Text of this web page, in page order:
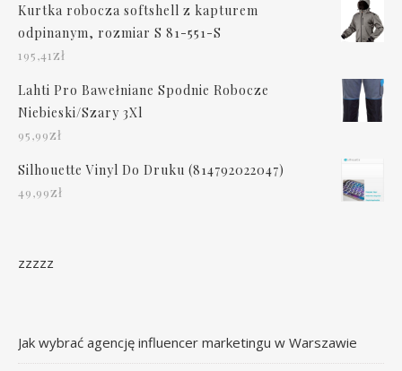
Kurtka robocza softshell z kapturem
odpinanym, rozmiar S 81-551-S
195,41zł
Lahti Pro Bawełniane Spodnie Robocze
Niebieski/Szary 3Xl
95,99zł
Silhouette Vinyl Do Druku (814792022047)
49,99zł
zzzzz
Jak wybrać agencję influencer marketingu w Warszawie